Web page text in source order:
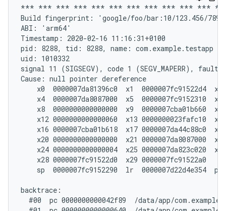
*** *** *** *** *** *** *** *** *** *** ***
Build fingerprint: 'google/foo/bar:10/123.456/
ABI: 'arm64'
Timestamp: 2020-02-16 11:16:31+0100
pid: 8288, tid: 8288, name: com.example.testapp
uid: 1010332
signal 11 (SIGSEGV), code 1 (SEGV_MAPERR), fault
Cause: null pointer dereference
x0  0000007da81396c0  x1  0000007fc91522d4
x4  0000007da8087000  x5  0000007fc9152310
x8  0000000000000000  x9  0000007cba01b660
x12 0000000000000060  x13 0000000023fafc10
x16 0000007cba01b618  x17 0000007da44c88c0
x20 0000000000000000  x21 0000007da8087000
x24 0000000000000004  x25 0000007da823c020
    x28 0000007fc91522d0  x29 0000007fc91522a0
sp  0000007fc9152290  lr  0000007d22d4e354  pc
backtrace:
#00  pc 0000000000042f89  /data/app/